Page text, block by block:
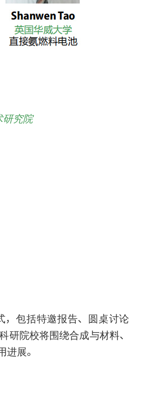
研究院
，包括特邀报告、圆桌讨论
院校将围绕合成与材料、
展。